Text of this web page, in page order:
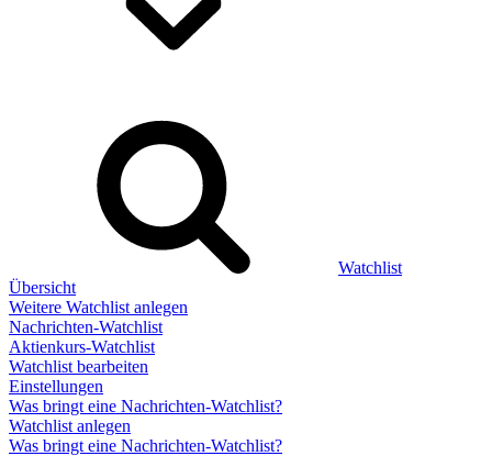
Watchlist
Übersicht
Weitere Watchlist anlegen
Nachrichten-Watchlist
Aktienkurs-Watchlist
Watchlist bearbeiten
Einstellungen
Was bringt eine Nachrichten-Watchlist?
Watchlist anlegen
Was bringt eine Nachrichten-Watchlist?